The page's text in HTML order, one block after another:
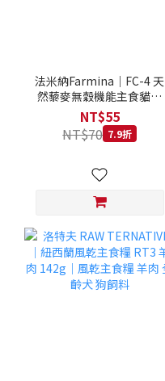
法米納Farmina｜FC-4 天
然藜麥無穀機能主食貓罐
FC-4061 體重管理 羊肉蘆
筍 80G
NT$55
NT$70 7.9折